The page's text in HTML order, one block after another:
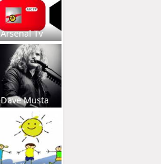
Arsenal Tv
Dave Musta